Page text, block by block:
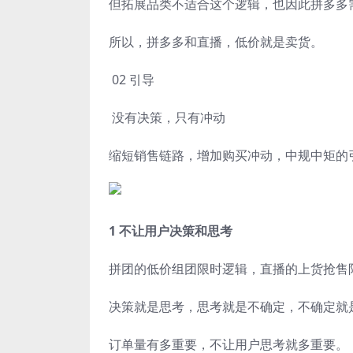
但拓展品类不适合这个逻辑，也因此拼多
所以，拼多多和直播，低价就是卖货。
02 引导
没有决策，只有冲动
缩短销售链路，增加购买冲动，中规中矩
1 不让用户决策和思考
拼团的低价组团限时逻辑，直播的上货抢
决策就是思考，思考就是不确定，不确定
订单量有多重要，不让用户思考就多重要。